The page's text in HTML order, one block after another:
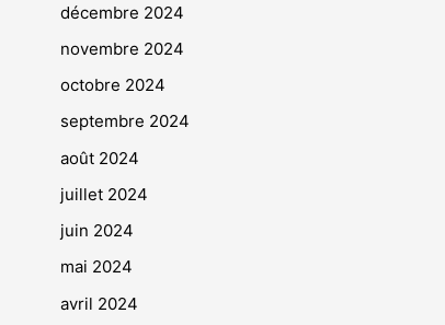
décembre 2024
novembre 2024
octobre 2024
septembre 2024
août 2024
juillet 2024
juin 2024
mai 2024
avril 2024